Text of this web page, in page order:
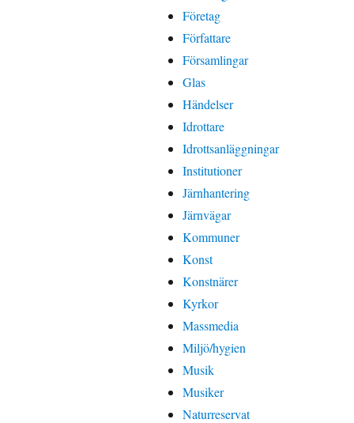
Företag
Författare
Församlingar
Glas
Händelser
Idrottare
Idrottsanläggningar
Institutioner
Järnhantering
Järnvägar
Kommuner
Konst
Konstnärer
Kyrkor
Massmedia
Miljö/hygien
Musik
Musiker
Naturreservat